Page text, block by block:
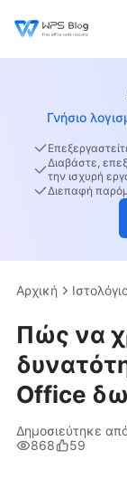
Γνήσιο
Διαβάστε,
την ισχυρή
Διεπαφή
Αρχική
Πώς να
Office
Δημοσιεύτηκε
868
59